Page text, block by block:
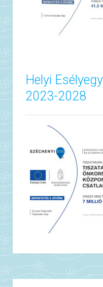
Helyi
2023-2028